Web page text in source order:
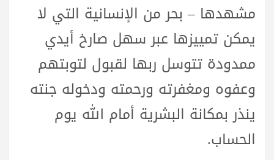
مشهدها – بحر من الإنسانية التي لا
يمكن تمييزها عبر سهل صارخ أيدي
ممدودة تتوسل ربها لقبول لتوبتهم
وعفوه ومغفرته ورحمته ودخوله جنته
ينذر بمكانة البشرية أمام الله يوم
الحساب.